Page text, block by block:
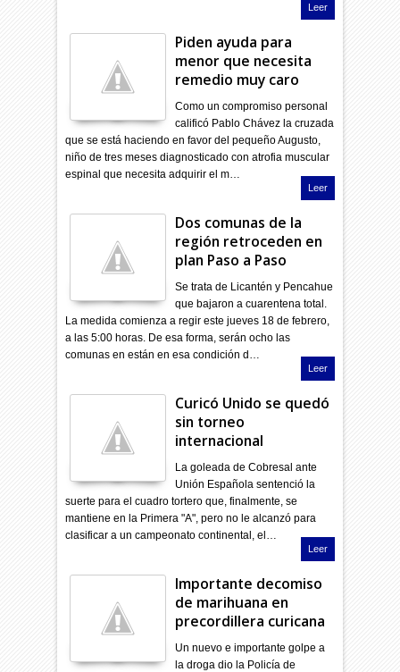
Leer
Piden ayuda para
menor que necesita
remedio muy caro
Como un compromiso personal
calificó Pablo Chávez la cruzada
que se está haciendo en favor del pequeño Augusto,
niño de tres meses diagnosticado con atrofia muscular
espinal que necesita adquirir el m…
Leer
Dos comunas de la
región retroceden en
plan Paso a Paso
Se trata de Licantén y Pencahue
que bajaron a cuarentena total.
La medida comienza a regir este jueves 18 de febrero,
a las 5:00 horas. De esa forma, serán ocho las
comunas en están en esa condición d…
Leer
Curicó Unido se quedó
sin torneo
internacional
La goleada de Cobresal ante
Unión Española sentenció la
suerte para el cuadro tortero que, finalmente, se
mantiene en la Primera "A", pero no le alcanzó para
clasificar a un campeonato continental, el…
Leer
Importante decomiso
de marihuana en
precordillera curicana
Un nuevo e importante golpe a
la droga dio la Policía de